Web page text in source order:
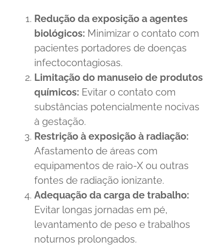
Redução da exposição a agentes
biológicos: Minimizar o contato com
pacientes portadores de doenças
infectocontagiosas.
Limitação do manuseio de produtos
químicos: Evitar o contato com
substâncias potencialmente nocivas
à gestação.
Restrição à exposição à radiação:
Afastamento de áreas com
equipamentos de raio-X ou outras
fontes de radiação ionizante.
Adequação da carga de trabalho:
Evitar longas jornadas em pé,
levantamento de peso e trabalhos
noturnos prolongados.